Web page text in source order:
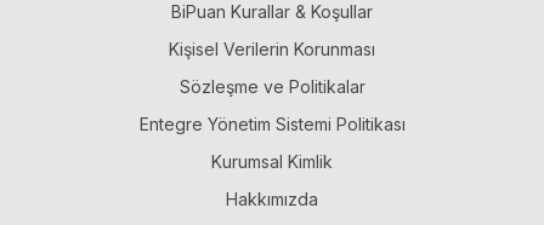
BiPuan Kurallar & Koşullar
Kişisel Verilerin Korunması
Sözleşme ve Politikalar
Entegre Yönetim Sistemi Politikası
Kurumsal Kimlik
Hakkımızda